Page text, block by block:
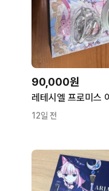
90,000원
12일 전